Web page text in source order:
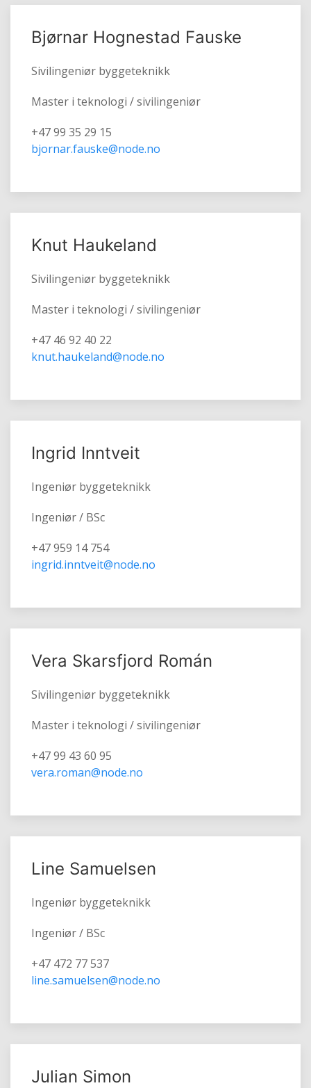
Bjørnar Hognestad Fauske
Sivilingeniør byggeteknikk
Master i teknologi / sivilingeniør
+47 99 35 29 15
bjornar.fauske@node.no
Knut Haukeland
Sivilingeniør byggeteknikk
Master i teknologi / sivilingeniør
+47 46 92 40 22
knut.haukeland@node.no
Ingrid Inntveit
Ingeniør byggeteknikk
Ingeniør / BSc
+47 959 14 754
ingrid.inntveit@node.no
Vera Skarsfjord Román
Sivilingeniør byggeteknikk
Master i teknologi / sivilingeniør
+47 99 43 60 95
vera.roman@node.no
Line Samuelsen
Ingeniør byggeteknikk
Ingeniør / BSc
+47 472 77 537
line.samuelsen@node.no
Julian Simon